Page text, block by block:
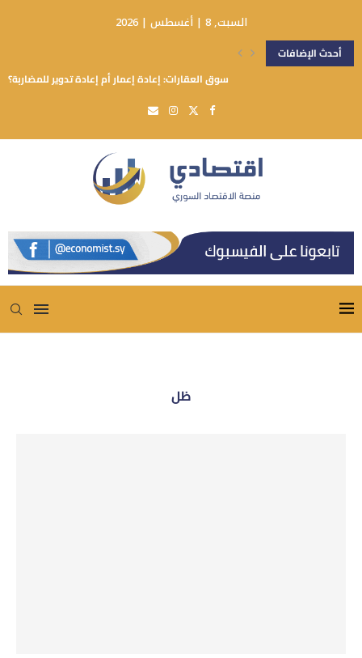
السبت, 8 | أغسطس | 2026
أحدث الإضافات
سوق العقارات: إعادة إعمار أم إعادة تدوير للمضاربة؟
ظل